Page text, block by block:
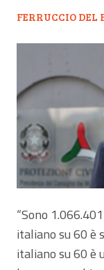
FERRUCCIO DEL
“Sono
italiano su 60 è
italiano su 60 è